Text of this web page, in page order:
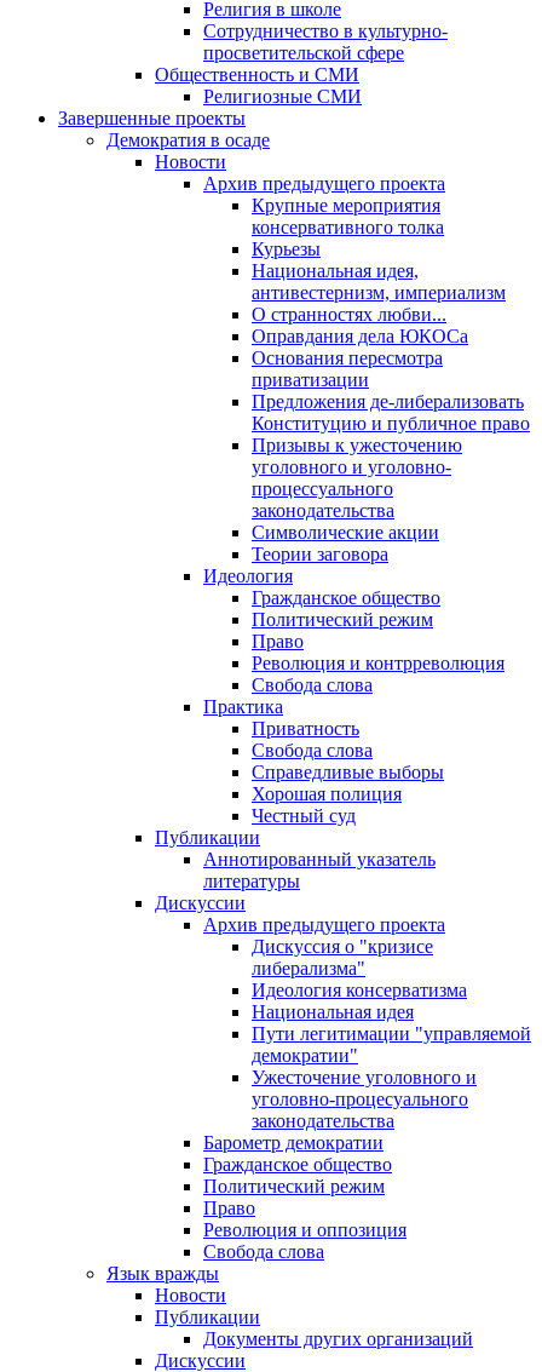
Религия в школе
Сотрудничество в культурно-
просветительской сфере
Общественность и СМИ
Религиозные СМИ
Завершенные проекты
Демократия в осаде
Новости
Архив предыдущего проекта
Крупные мероприятия
консервативного толка
Курьезы
Национальная идея,
антивестернизм, империализм
О странностях любви...
Оправдания дела ЮКОСа
Основания пересмотра
приватизации
Предложения де-либерализовать
Конституцию и публичное право
Призывы к ужесточению
уголовного и уголовно-
процессуального
законодательства
Символические акции
Теории заговора
Идеология
Гражданское общество
Политический режим
Право
Революция и контрреволюция
Свобода слова
Практика
Приватность
Свобода слова
Справедливые выборы
Хорошая полиция
Честный суд
Публикации
Аннотированный указатель
литературы
Дискуссии
Архив предыдущего проекта
Дискуссия о "кризисе
либерализма"
Идеология консерватизма
Национальная идея
Пути легитимации "управляемой
демократии"
Ужесточение уголовного и
уголовно-процесуального
законодательства
Барометр демократии
Гражданское общество
Политический режим
Право
Революция и оппозиция
Свобода слова
Язык вражды
Новости
Публикации
Документы других организаций
Дискуссии